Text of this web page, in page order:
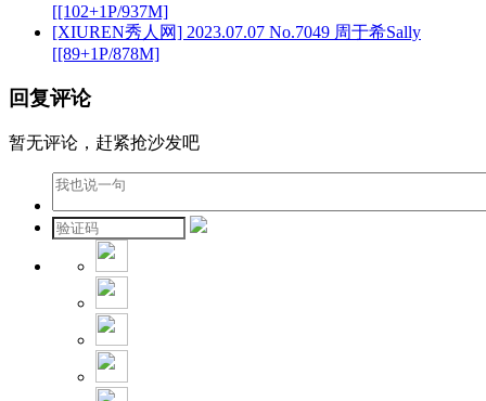
[[102+1P/937M]
[XIUREN秀人网] 2023.07.07 No.7049 周于希Sally
[[89+1P/878M]
回复评论
暂无评论，赶紧抢沙发吧